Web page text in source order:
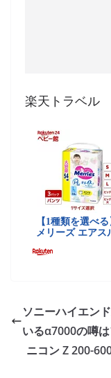
楽天トラベル
ソニーハイエン
いるα7000の噂は
ニコン Z 200-